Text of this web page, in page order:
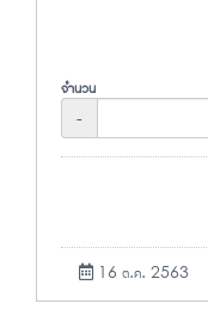
จำนวน
-
16 ต.ค. 2563